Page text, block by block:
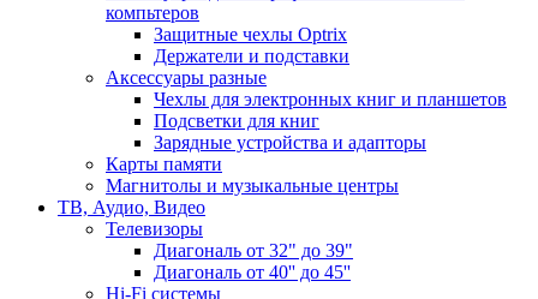
компьтеров
Защитные чехлы Optrix
Держатели и подставки
Аксессуары разные
Чехлы для электронных книг и планшетов
Подсветки для книг
Зарядные устройства и адапторы
Карты памяти
Магнитолы и музыкальные центры
ТВ, Аудио, Видео
Телевизоры
Диагональ от 32" до 39"
Диагональ от 40'' до 45''
Hi-Fi системы